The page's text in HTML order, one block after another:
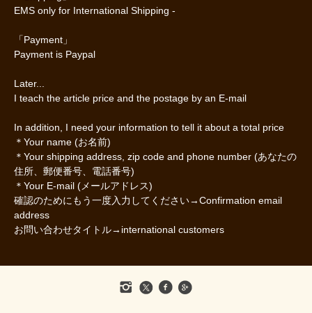
EMS only for International Shipping -
「Payment」
Payment is Paypal
Later...
I teach the article price and the postage by an E-mail
In addition, I need your information to tell it about a total price
＊Your name (お名前)
＊Your shipping address, zip code and phone number (あなたの
住所、郵便番号、電話番号)
＊Your E-mail (メールアドレス)
確認のためにもう一度入力してください→Confirmation email
address
お問い合わせタイトル→international customers